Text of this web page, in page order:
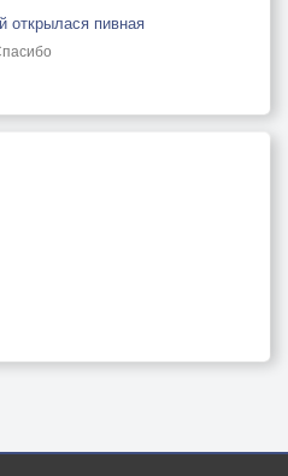
открылася пивная